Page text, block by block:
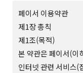
페이서 이용약관
제1장 총칙
제1조(목적)
본 약관은 페이서(이
인터넷 관련 서비스(